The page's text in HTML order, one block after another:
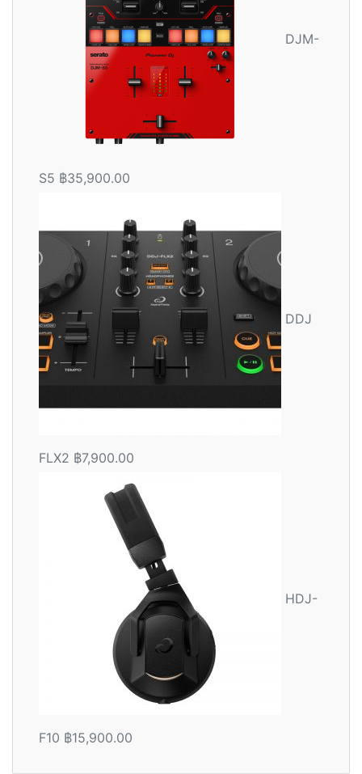
DJM-
S5 ฿35,900.00
DDJ
FLX2 ฿7,900.00
HDJ-
F10 ฿15,900.00